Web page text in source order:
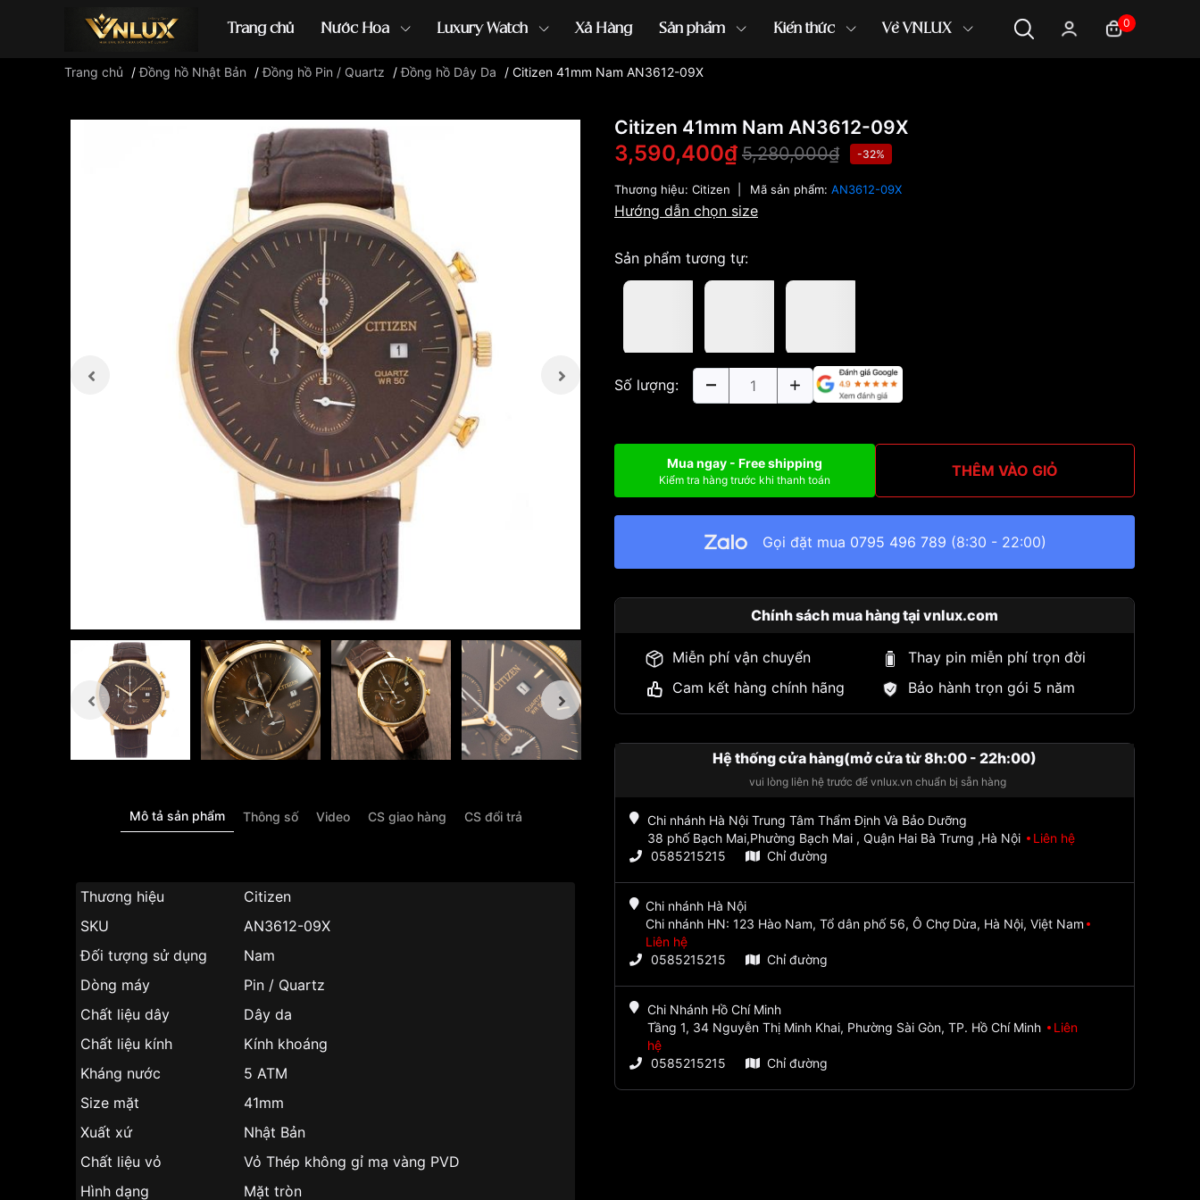
Trang chủ Nước Hoa Luxury Watch Xả Hàng Sản phẩm Kiến thức Về VNLUX 0
Đồng hồ casio đồng hồ G-Shock đồng hồ Orient ...
Trang chủ /Đồng hồ Nhật Bản /Đồng hồ Pin / Quartz /Đồng hồ Dây Da / Citizen 41mm Nam AN3612-09X
Mô tả sản phẩm Thông số Video CS giao hàng CS đổi trả
Thương hiệu
Citizen
SKU
AN3612-09X
Đối tượng sử dụng
Nam
Dòng máy
Pin / Quartz
Chất liệu dây
Dây da
Chất liệu kính
Kính khoáng
Kháng nước
5 ATM
Size mặt
41mm
Xuất xứ
Nhật Bản
Chất liệu vỏ
Vỏ Thép không gỉ mạ vàng PVD
Hình dạng
Mặt tròn
Citizen 41mm Nam AN3612-09X
3,590,400₫ 5,280,000₫ -32%
Thương hiệu: Citizen Mã sản phẩm: AN3612-09X
Hướng dẫn chọn size
Sản phẩm tương tự:
Số lượng:
Mua ngay - Free shipping
Kiểm tra hàng trước khi thanh toán THÊM VÀO GIỎ
Gọi đặt mua 0795 496 789 (8:30 - 22:00)
Chính sách mua hàng tại vnlux.com
Miễn phí vận chuyển
Thay pin miễn phí trọn đời
Cam kết hàng chính hãng
Bảo hành trọn gói 5 năm
Hệ thống cửa hàng(mở cửa từ 8h:00 - 22h:00)
vui lòng liên hệ trước để vnlux.vn chuẩn bị sẵn hàng
Chi nhánh Hà Nội Trung Tâm Thẩm Định Và Bảo Dưỡng
38 phố Bạch Mai,Phường Bạch Mai , Quận Hai Bà Trưng ,Hà Nội
Liên hệ
0585215215
Chỉ đường
Chi nhánh Hà Nội
Chi nhánh HN: 123 Hào Nam, Tổ dân phố 56, Ô Chợ Dừa, Hà Nội, Việt Nam
Liên hệ
0585215215
Chỉ đường
Chi Nhánh Hồ Chí Minh
Tầng 1, 34 Nguyễn Thị Minh Khai, Phường Sài Gòn, TP. Hồ Chí Minh
Liên
hệ
0585215215
Chỉ đường